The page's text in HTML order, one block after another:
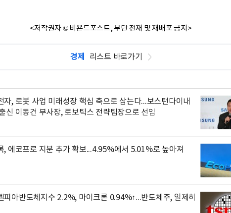
<저작권자 © 비욘드포스트, 무단 전재 및 재배포 금지>
경제 리스트 바로가기
자, 로봇 사업 미래성장 핵심 축으로 삼는다...보스턴다이내
신 이동건 부사장, 로보틱스 전략팀장으로 선임
, 에코프로 지분 추가 확보...4.95%에서 5.01%로 높아져
피아반도체지수 2.2%, 마이크론 0.94%↑...반도체주, 일제히